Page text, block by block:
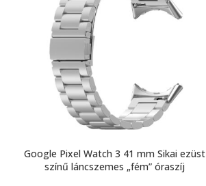
Google Pixel Watch 3 41 mm Sikai ezüst
színű láncszemes „fém” óraszíj